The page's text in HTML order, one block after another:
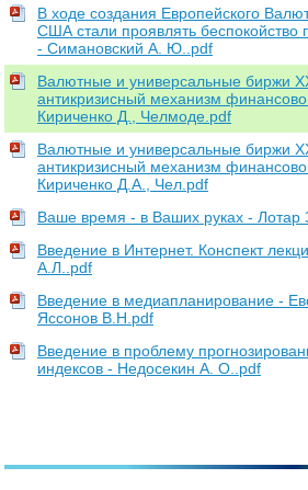
В ходе создания Европейского
США стали проявлять беспокойство
- Симановский А. Ю..pdf
Валютные и универсальные биржи
антикризисный механизм
Кириченко Д., Челмоде.pdf
Валютные и универсальные биржи
антикризисный механизм
Кириченко Д.А., Чел.pdf
Ваше время - в Ваших руках - Лотар
Введение в Интернет. Конспект
А.Л..pdf
Введение в медиапланирование -
Яссонов В.Н.pdf
Введение в проблему
индексов - Недосекин А. О..pdf